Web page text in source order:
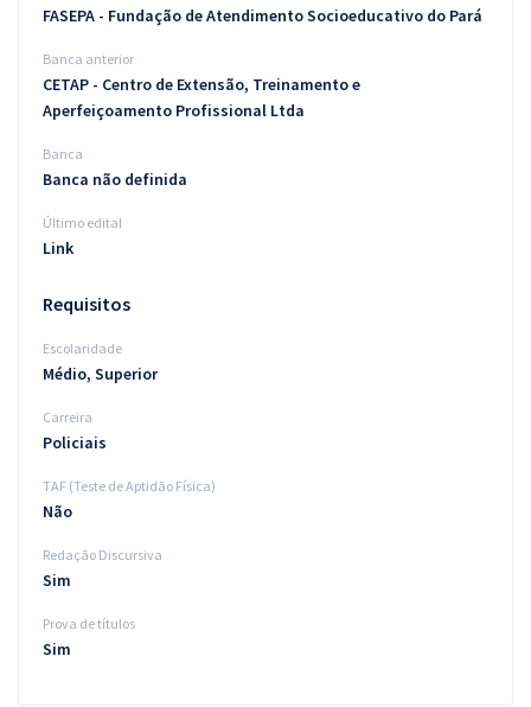
FASEPA - Fundação de Atendimento Socioeducativo do Pará
Banca anterior
CETAP - Centro de Extensão, Treinamento e
Aperfeiçoamento Profissional Ltda
Banca
Banca não definida
Último edital
Link
Requisitos
Escolaridade
Médio, Superior
Carreira
Policiais
TAF (Teste de Aptidão Física)
Não
Redação Discursiva
Sim
Prova de títulos
Sim